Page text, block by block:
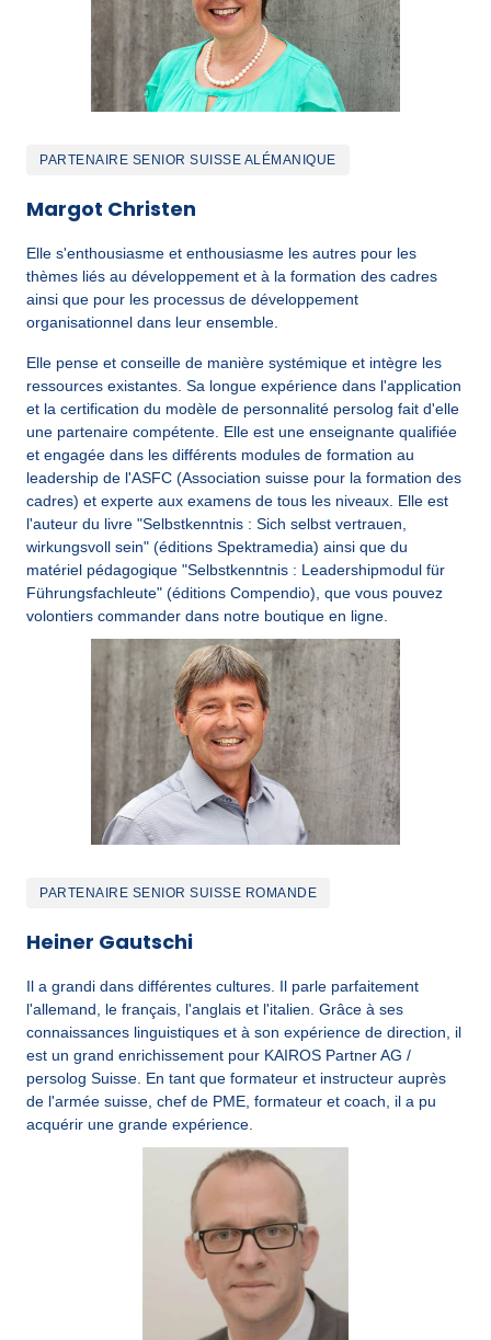
PARTENAIRE SENIOR SUISSE ALÉMANIQUE
Margot Christen
Elle s'enthousiasme et enthousiasme les autres pour les
thèmes liés au développement et à la formation des cadres
ainsi que pour les processus de développement
organisationnel dans leur ensemble.
Elle pense et conseille de manière systémique et intègre les
ressources existantes. Sa longue expérience dans l'application
et la certification du modèle de personnalité persolog fait d'elle
une partenaire compétente. Elle est une enseignante qualifiée
et engagée dans les différents modules de formation au
leadership de l'ASFC (Association suisse pour la formation des
cadres) et experte aux examens de tous les niveaux. Elle est
l'auteur du livre "Selbstkenntnis : Sich selbst vertrauen,
wirkungsvoll sein" (éditions Spektramedia) ainsi que du
matériel pédagogique "Selbstkenntnis : Leadershipmodul für
Führungsfachleute" (éditions Compendio), que vous pouvez
volontiers commander dans notre boutique en ligne.
PARTENAIRE SENIOR SUISSE ROMANDE
Heiner Gautschi
Il a grandi dans différentes cultures. Il parle parfaitement
l'allemand, le français, l'anglais et l'italien. Grâce à ses
connaissances linguistiques et à son expérience de direction, il
est un grand enrichissement pour KAIROS Partner AG /
persolog Suisse. En tant que formateur et instructeur auprès
de l'armée suisse, chef de PME, formateur et coach, il a pu
acquérir une grande expérience.